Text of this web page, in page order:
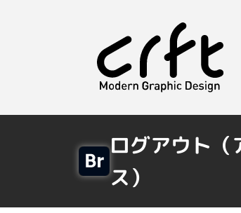
ログアウト（
ス）